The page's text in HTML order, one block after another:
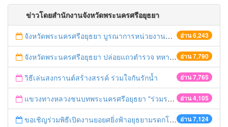
ข่าวโดยสำนักงานจังหวัดพระนครศรีอยุธยา
อ่าน 6,243
จังหวัดพระนครศรีอยุธยา บูรณาการหน่วยงานที่เกี่ยวข้อง ลงพื้นที่จัดระเบียบและดำเนินมาตรการตามบทลงโทษสูงสุดกับผู้ประกอบการร้านค้าที่ยังฝ่าฝืนตั้งร้านค้ารุกล้ำเขตพื้นที่ทางหลวง เตรียมความปลอดภัยก่อนเทศกาลสงกรานต์
อ่าน 7,790
จังหวัดพระนครศรีอยุธยา ปล่อยแถวตำรวจ ทหาร ฝ่ายปกครอง กว่า 100 นาย ตรวจเข้มท่ารถสาธารณะ สถานีขนส่งรถโดยสาร วินรถตู้ และสถานีรถไฟ เตรียมรับมือเทศกาลสงกรานต์
อ่าน 7,765
วิธีเล่นสงกรานต์สร้างสรรค์ ร่วมใจกันรักน้ำ
อ่าน 4,105
แขวงทางหลวงชนบทพระนครศรีอยุธยา "ร่วมรณรงค์ ขับช้า เปิดไฟหน้า คาดเข็มขัด" เทศกาลสงกรานต์ ปี 2561
อ่าน 7,124
ขอเชิญร่วมพิธีเปิดงานยอยศยิ่งฟ้าอยุธยามรดกโลก